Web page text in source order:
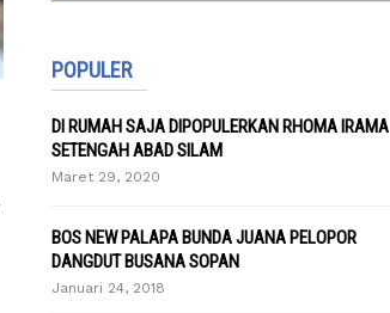
POPULER
DI RUMAH SAJA DIPOPULERKAN RHOMA IRAMA
SETENGAH ABAD SILAM
Maret 29, 2020
BOS NEW PALAPA BUNDA JUANA PELOPOR
DANGDUT BUSANA SOPAN
Januari 24, 2018